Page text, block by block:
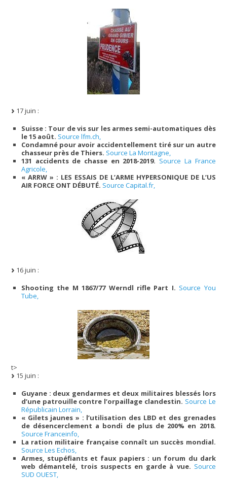
17 juin :
Suisse : Tour de vis sur les armes semi-automatiques dès
le 15 août. Source lfm.ch,
Condamné pour avoir accidentellement tiré sur un autre
chasseur près de Thiers. Source La Montagne,
131 accidents de chasse en 2018-2019. Source La France
Agricole,
« ARRW » : LES ESSAIS DE L’ARME HYPERSONIQUE DE L’US
AIR FORCE ONT DÉBUTÉ. Source Capital.fr,
16 juin :
Shooting the M 1867/77 Werndl rifle Part I. Source You
Tube,
t>
15 juin :
Guyane : deux gendarmes et deux militaires blessés lors
d’une patrouille contre l’orpaillage clandestin. Source Le
Républicain Lorrain,
« Gilets jaunes » : l’utilisation des LBD et des grenades
de désencerclement a bondi de plus de 200% en 2018.
Source Franceinfo,
La ration militaire française connaît un succès mondial.
Source Les Echos,
Armes, stupéfiants et faux papiers : un forum du dark
web démantelé, trois suspects en garde à vue. Source
SUD OUEST,